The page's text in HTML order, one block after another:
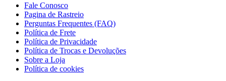
Fale Conosco
Pagina de Rastreio
Perguntas Frequentes (FAQ)
Política de Frete
Política de Privacidade
Política de Trocas e Devoluções
Sobre a Loja
Política de cookies